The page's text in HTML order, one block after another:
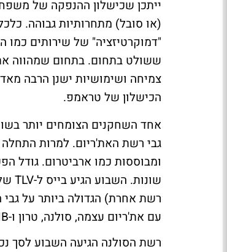
(או סובל) מתחרותיות גבוהה.
"דמוקרטיזציה" של שירותים כמו
ששולט בתחום. בתחום שמהווה
צמיחה ושימושיות ישנן הרבה
הכישלון של טראמפ.
אחד השחקנים הצומחים יותר
גבי רשת האת'ריום. למרות
רשת אחרת) הגדולה ביותר על
עם את'ריום עצמה, סולנה, טרון ו-BNB צ'יין של בורסת בייננס.